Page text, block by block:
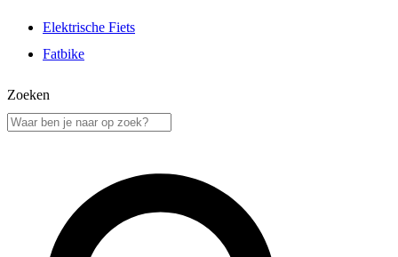
Elektrische Fiets
Fatbike
Zoeken